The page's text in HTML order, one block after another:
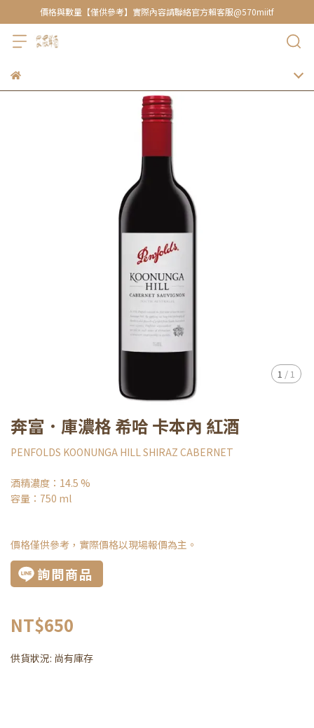
價格與數量【僅供參考】實際內容請聯絡官方賴客服@570miitf
1 / 1
奔富．庫濃格 希哈 卡本內 紅酒
PENFOLDS KOONUNGA HILL SHIRAZ CABERNET
酒精濃度：14.5 %
容量：750 ml
價格僅供參考，實際價格以現場報價為主。
詢問商品
NT$650
供貨狀況: 尚有庫存